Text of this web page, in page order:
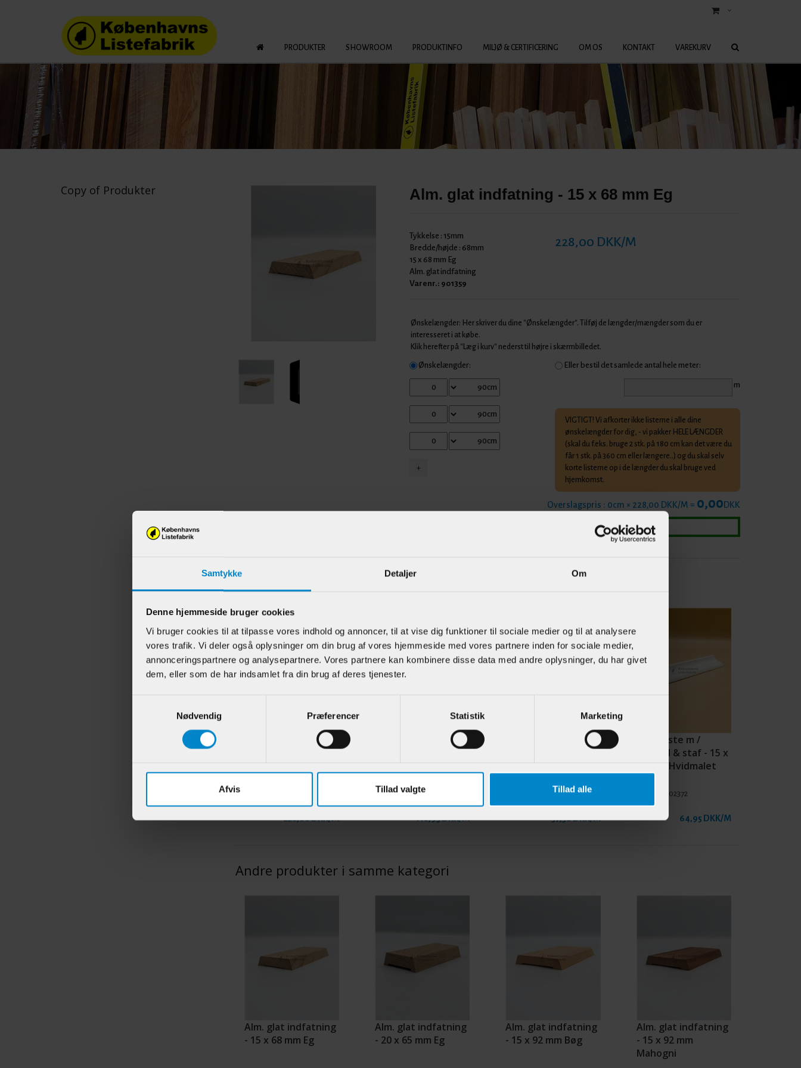
Samtykke Detaljer Om
Denne hjemmeside bruger cookies
Vi bruger cookies til at tilpasse vores indhold og annoncer, til at vise dig funktioner til sociale medier og til at analysere
vores trafik. Vi deler også oplysninger om din brug af vores hjemmeside med vores partnere inden for sociale medier,
annonceringspartnere og analysepartnere. Vores partnere kan kombinere disse data med andre oplysninger, du har givet
dem, eller som de har indsamlet fra din brug af deres tjenester.
Nødvendig
Præferencer Statistik Marketing
Afvis Tillad valgte Tillad alle
PRODUKTER SHOWROOM PRODUKTINFO MILJØ & CERTIFICERING OM OS KONTAKT VAREKURV
Copy of Produkter Alm. glat indfatning - 15 x 68 mm Eg
Tykkelse : 15mm
Bredde/højde : 68mm
15 x 68 mm Eg
Alm. glat indfatning
Varenr.: 901359
228,00 DKK/M
Ønskelængder: Her skriver du dine "Ønskelængder". Tilføj de længder/mængder som du er
interesseret i at købe.
Klik herefter på "Læg i kurv" nederst til højre i skærmbilledet.
Ønskelængder: Eller bestil det samlede antal hele meter:
m
VIGTIGT! Vi afkorter ikke listerne i alle dine
ønskelængder for dig, - vi pakker HELE LÆNGDER
(skal du f.eks. bruge 2 stk. på 180 cm kan det være du
får 1 stk. på 360 cm eller længere..) og du skal selv
korte listerne op i de længder du skal bruge ved
hjemkomst.
Overslagspris : 0cm × 228,00 DKK/M = 0,00DKK
Andre kunder har også kigget på
Alm.glat fodpanel -
228,00 DKK/M
Glasfalsliste m / 20
mm fals - 10 x 28 mm
Teak - UDGÅR!
Varenr.:901298
118,95 DKK/M
Afslutningsliste / /
mm Hvidmalet Fyr
902171
57,50 DKK/M
Skabsliste m /
hulkehl & staf - 15 x
21 mm Hvidmalet
902372
64,95 DKK/M
Andre produkter i samme kategori
Alm. glat indfatning
- 15 x 68 mm Eg
Alm. glat indfatning
- 20 x 65 mm Eg
Alm. glat indfatning
- 15 x 92 mm Bøg
Alm. glat indfatning
- 15 x 92 mm
Mahogni